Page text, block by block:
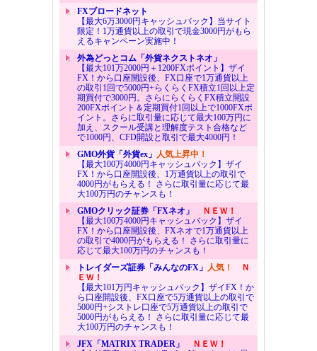
FXブロードネット
【最大6万3000円キャッシュバック】当サイト
限定！1万通貨以上の取引で現金3000円がもら
えるキャンペーン実施中！
外為どっとコム「外貨ネクストネオ」
【最大101万2000円＋1200FXポイント】ザイ
FX！から口座開設後、FX口座で1万通貨以上
の取引1回で5000円+らくらくFX積立1回以上定
期買付で3000円。さらにらくらくFX積立開設
200FXポイント＆定期買付1回以上で1000FXポ
イント。さらに取引量に応じて最大100万円に
加え、スクール受講と理解度テスト合格など
で1000円、CFD開設と取引で最大4000円！
GMO外貨「外貨ex」 人気上昇中！
【最大100万4000円キャッシュバック】ザイ
FX！から口座開設後、1万通貨以上の取引で
4000円がもらえる！ さらに取引量に応じて最
大100万円のチャンスも！
GMOクリック証券「FXネオ」
ＮＥＷ！
【最大100万4000円キャッシュバック】ザイ
FX！から口座開設後、FXネオで1万通貨以上
の取引で4000円がもらえる！ さらに取引量に
応じて最大100万円のチャンスも！
トレイダーズ証券「みんなのFX」 人気！
Ｎ
ＥＷ！
【最大101万円キャッシュバック】ザイFX！か
ら口座開設後、FX口座で5万通貨以上の取引で
5000円+シストレ口座で5万通貨以上の取引で
5000円がもらえる！ さらに取引量に応じて最
大100万円のチャンスも！
JFX「MATRIX TRADER」
ＮＥＷ！